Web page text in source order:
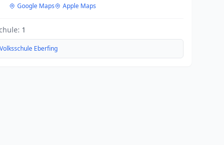
Google Maps Apple Maps
1
Volksschule Eberfing